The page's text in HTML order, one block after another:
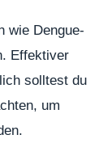
wie Dengue-
Effektiver
solltest du
um